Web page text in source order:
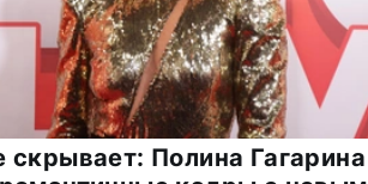
скрывает: Полина Гагарина